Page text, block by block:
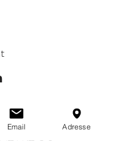
Email Adresse